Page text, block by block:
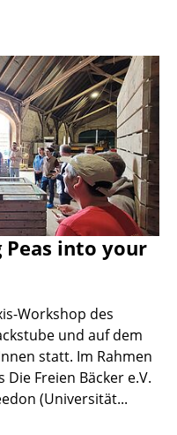
Peas into your
Workshop des
und auf dem
statt. Im Rahmen
Freien Bäcker e.V.
(Universität...